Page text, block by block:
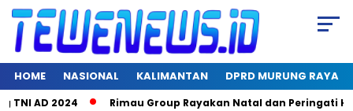
HOME NASIONAL KALIMANTAN DPRD MURUNG RAYA
AD 2024 Rimau Group Rayakan Natal dan Peringati Hari